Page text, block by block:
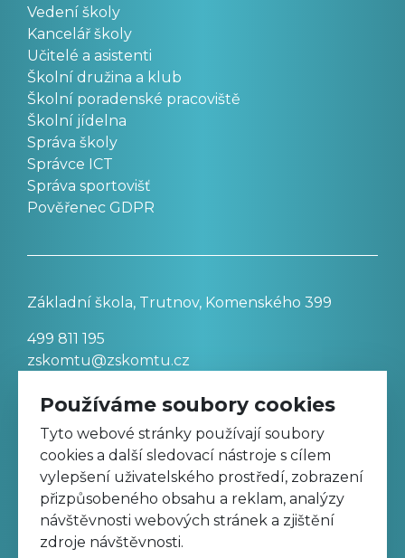
Vedení školy
Kancelář školy
Učitelé a asistenti
Školní družina a klub
Školní poradenské pracoviště
Školní jídelna
Správa školy
Správce ICT
Správa sportovišť
Pověřenec GDPR
Základní škola, Trutnov, Komenského 399
499 811 195
zskomtu@zskomtu.cz
Prohlášení o přístupnosti stránek
Nastavení cookies
Sledujte nás na Facebooku
Používáme soubory cookies
Tyto webové stránky používají soubory
cookies a další sledovací nástroje s cílem
vylepšení uživatelského prostředí, zobrazení
přizpůsobeného obsahu a reklam, analýzy
návštěvnosti webových stránek a zjištění
zdroje návštěvnosti.